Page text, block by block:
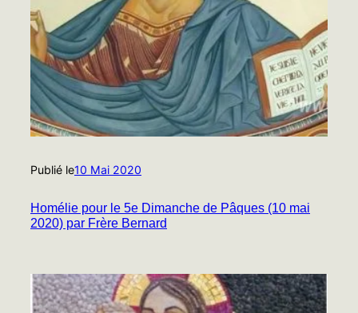
Publié le10 Mai 2020
Homélie pour le 5e Dimanche de Pâques (10 mai
2020) par Frère Bernard